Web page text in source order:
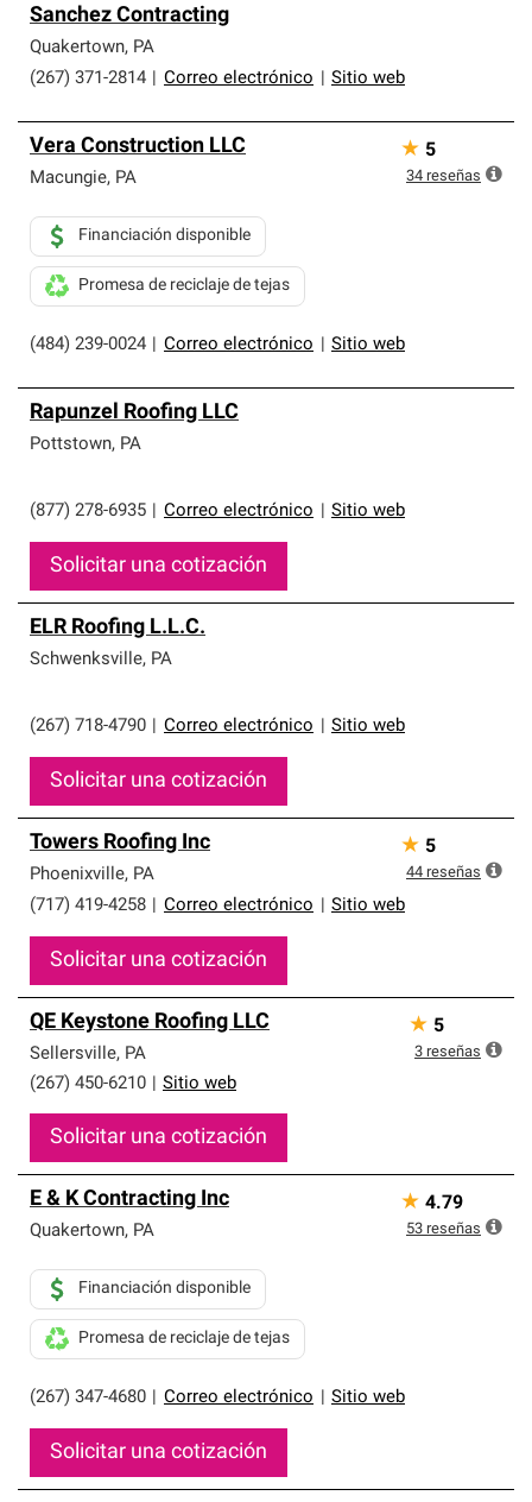
Sanchez Contracting
Quakertown, PA
(267) 371-2814
Correo electrónico Sitio web
Vera Construction LLC
Macungie, PA
(484) 239-0024 Correo electrónico Sitio web
Financiación disponible
Promesa de reciclaje de tejas
★ 5
34 reseñas
Rapunzel Roofing LLC
Pottstown, PA
(877) 278-6935 Correo electrónico Sitio web
Solicitar una cotización
ELR Roofing L.L.C.
Schwenksville, PA
(267) 718-4790 Correo electrónico Sitio web
Solicitar una cotización
Towers Roofing Inc
Phoenixville, PA
(717) 419-4258
Correo electrónico Sitio web
Solicitar una cotización
★ 5
44 reseñas
QE Keystone Roofing LLC
Sellersville, PA
(267) 450-6210
Sitio web
Solicitar una cotización
★ 5
3 reseñas
E & K Contracting Inc
Quakertown, PA
(267) 347-4680 Correo electrónico Sitio web
Financiación disponible
Promesa de reciclaje de tejas
Solicitar una cotización
★ 4.79
53 reseñas